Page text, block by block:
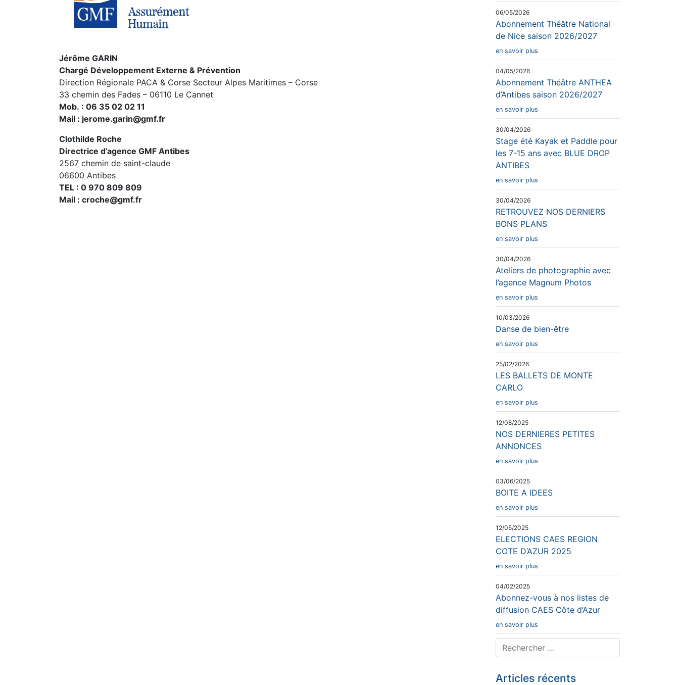
Jérôme GARIN
Chargé Développement Externe & Prévention
Direction Régionale PACA & Corse Secteur Alpes Maritimes – Corse
33 chemin des Fades – 06110 Le Cannet
Mob. : 06 35 02 02 11
Mail : jerome.garin@gmf.fr
Clothilde Roche
Directrice d’agence GMF Antibes
2567 chemin de saint-claude
06600 Antibes
TEL : 0 970 809 809
Mail : croche@gmf.fr
06/05/2026
Abonnement Théâtre National
de Nice saison 2026/2027
en savoir plus
04/05/2026
Abonnement Théâtre ANTHEA
d’Antibes saison 2026/2027
en savoir plus
30/04/2026
Stage été Kayak et Paddle pour
les 7-15 ans avec BLUE DROP
ANTIBES
en savoir plus
30/04/2026
RETROUVEZ NOS DERNIERS
BONS PLANS
en savoir plus
30/04/2026
Ateliers de photographie avec
l’agence Magnum Photos
en savoir plus
10/03/2026
Danse de bien-être
en savoir plus
25/02/2026
LES BALLETS DE MONTE
CARLO
en savoir plus
12/08/2025
NOS DERNIERES PETITES
ANNONCES
en savoir plus
03/06/2025
BOITE A IDEES
en savoir plus
12/05/2025
ELECTIONS CAES REGION
COTE D’AZUR 2025
en savoir plus
04/02/2025
Abonnez-vous à nos listes de
diffusion CAES Côte d’Azur
en savoir plus
Articles récents